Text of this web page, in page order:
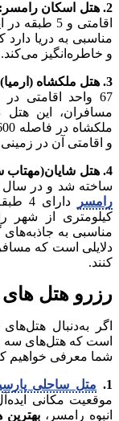
2. هتل اسکان رامسر:
اقامتی و
مناسبی به دریا
و خاطره‌انگیز می‌کند.
3. هتل ملکشاه (ارمیا) رامسر:
67 واحد اقامتی
و اقامتی آن در زمینی به مساحت 4
4. هتل شایان(مهتاب سابق) رامسر:
ساخته شد و در سال 1402 مورد بازسازی قرار گرفت.
رامسر
کیلومتری از شهر
مناسبی به
دلایلی است که
کنند.
رزرو هتل
اگر به‌دنبال
است که هتل‌های سه
شما معرفی خواهیم
1. متل ساحلی
موقعیت مکانی
انبوه رامسر،